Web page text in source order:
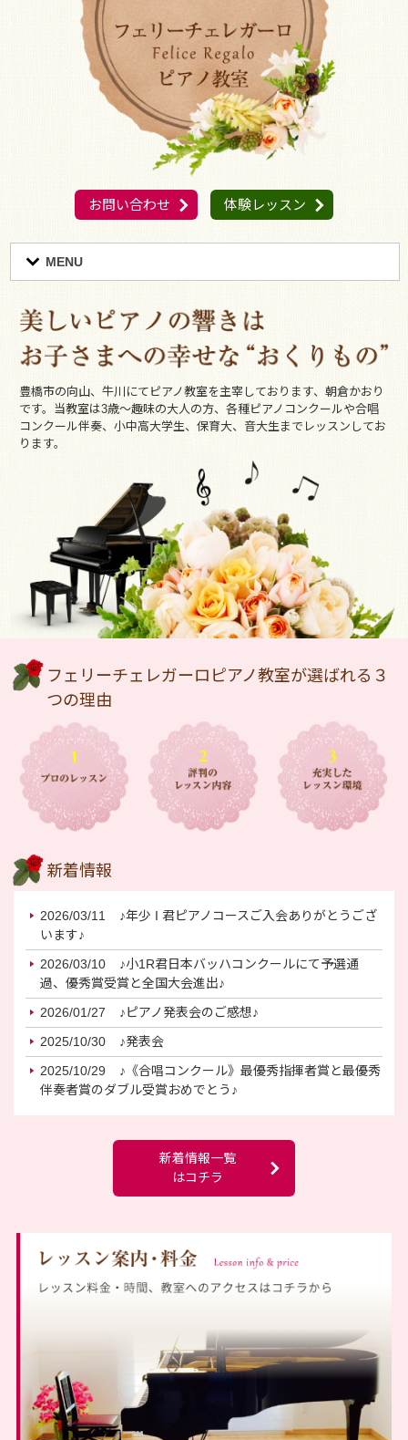
お問い合わせ 体験レッスン
MENU
豊橋市の向山、牛川にてピアノ教室を主宰しております、朝倉かおり
です。当教室は3歳～趣味の大人の方、各種ピアノコンクールや合唱
コンクール伴奏、小中高大学生、保育大、音大生までレッスンしてお
ります。
フェリーチェレガーロピアノ教室が選ばれる３
つの理由
新着情報
2026/03/11
♪年少 I 君ピアノコースご入会ありがとうござ
います♪
2026/03/10
♪小1R君日本バッハコンクールにて予選通
過、優秀賞受賞と全国大会進出♪
2026/01/27
♪ピアノ発表会のご感想♪
2025/10/30
♪発表会
2025/10/29
♪《合唱コンクール》最優秀指揮者賞と最優秀
伴奏者賞のダブル受賞おめでとう♪
新着情報一覧
はコチラ